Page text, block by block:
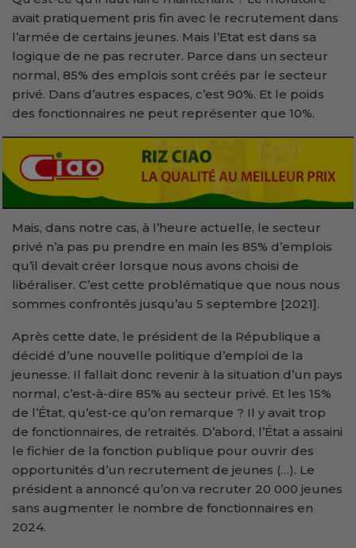
avait pratiquement pris fin avec le recrutement dans
l’armée de certains jeunes. Mais l’Etat est dans sa
logique de ne pas recruter. Parce dans un secteur
normal, 85% des emplois sont créés par le secteur
privé. Dans d’autres espaces, c’est 90%. Et le poids
des fonctionnaires ne peut représenter que 10%.
Mais, dans notre cas, à l’heure actuelle, le secteur
privé n’a pas pu prendre en main les 85% d’emplois
qu’il devait créer lorsque nous avons choisi de
libéraliser. C’est cette problématique que nous nous
sommes confrontés jusqu’au 5 septembre [2021].
Après cette date, le président de la République a
décidé d’une nouvelle politique d’emploi de la
jeunesse. Il fallait donc revenir à la situation d’un pays
normal, c’est-à-dire 85% au secteur privé. Et les 15%
de l’État, qu’est-ce qu’on remarque ? Il y avait trop
de fonctionnaires, de retraités. D’abord, l’État a assaini
le fichier de la fonction publique pour ouvrir des
opportunités d’un recrutement de jeunes (…). Le
président a annoncé qu’on va recruter 20 000 jeunes
sans augmenter le nombre de fonctionnaires en
2024.